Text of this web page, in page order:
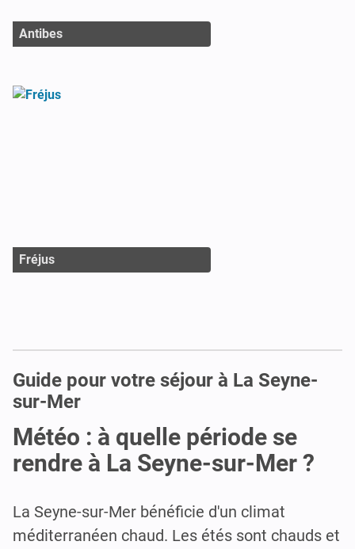
Antibes
Fréjus
Guide pour votre séjour à La Seyne-
sur-Mer
Météo : à quelle période se
rendre à La Seyne-sur-Mer ?
La Seyne-sur-Mer bénéficie d'un climat
méditerranéen chaud. Les étés sont chauds et